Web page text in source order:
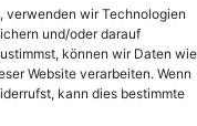
verwenden wir Technologien
und/oder darauf
können wir Daten wie
Website verarbeiten. Wenn
kann dies bestimmte
€ 40
oder dein
es sicher